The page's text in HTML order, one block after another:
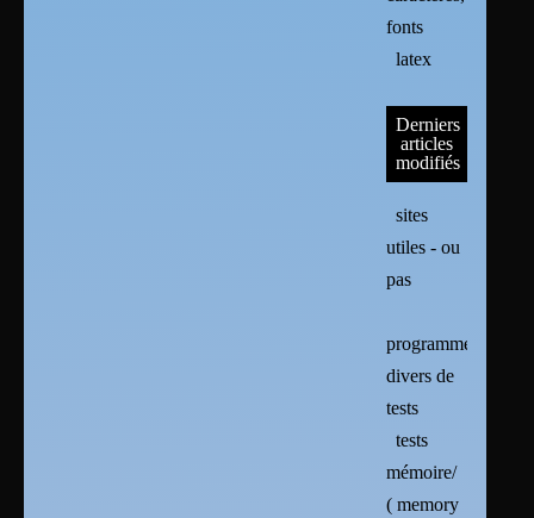
fonts
latex
Derniers
articles
modifiés
sites
utiles - ou
pas
programmes
divers de
tests
tests
mémoire/
( memory